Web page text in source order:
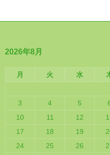
2026年8月
月 火 水
3
4 5
10
11 12
17
18 19
24
25 26